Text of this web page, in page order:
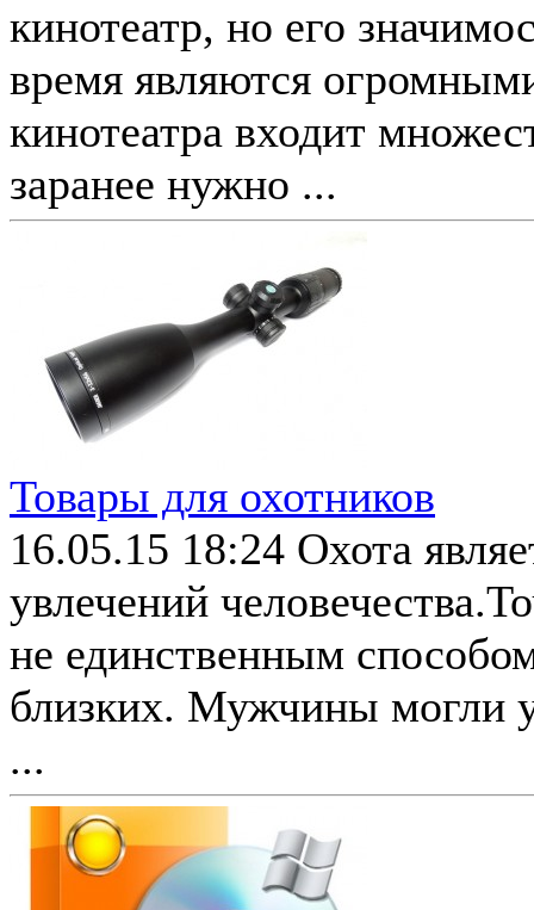
кинотеатр, но его
время являются
кинотеатра входит
заранее нужно ...
Товары для охотников
16.05.15 18:24 Охота
увлечений
не единственным
близких. Мужчины могли
...